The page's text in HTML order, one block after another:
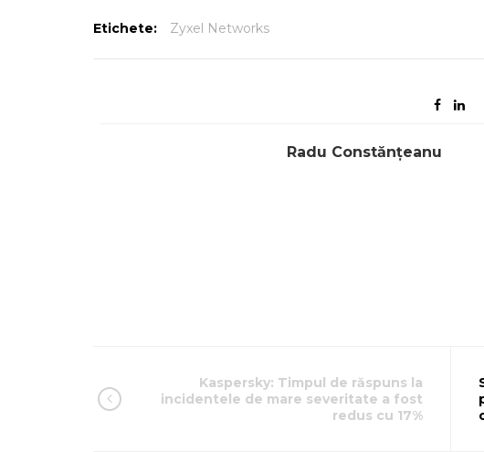
Etichete: Zyxel Networks
Radu Constănțeanu
Kaspersky: Timpul de răspuns la
incidentele de mare severitate a fost
redus cu 17%